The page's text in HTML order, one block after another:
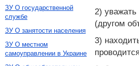
2)
(другом
3)
ЗУ О государственной
службе
ЗУ О занятости населения
ЗУ О местном
самоуправлении в Украине